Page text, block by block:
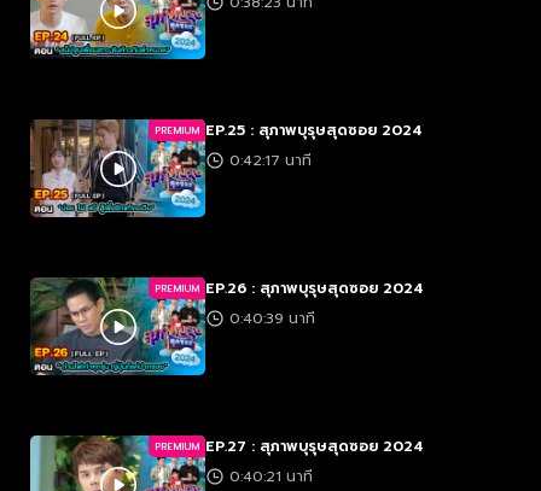
PREMIUM EP.25 : สุภาพบุรุษสุดซอย 2024
0:42:17 นาที
PREMIUM EP.26 : สุภาพบุรุษสุดซอย 2024
0:40:39 นาที
PREMIUM EP.27 : สุภาพบุรุษสุดซอย 2024
0:40:21 นาที